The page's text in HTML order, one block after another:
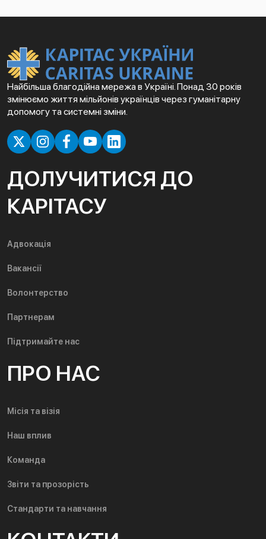
Найбільша благодійна мережа в Україні. Понад 30 років
змінюємо життя мільйонів українців через гуманітарну
допомогу та системні зміни.
ДОЛУЧИТИСЯ ДО
КАРІТАСУ
Адвокація
Вакансії
Волонтерство
Партнерам
Підтримайте нас
ПРО НАС
Місія та візія
Наш вплив
Команда
Звіти та прозорість
Стандарти та навчання